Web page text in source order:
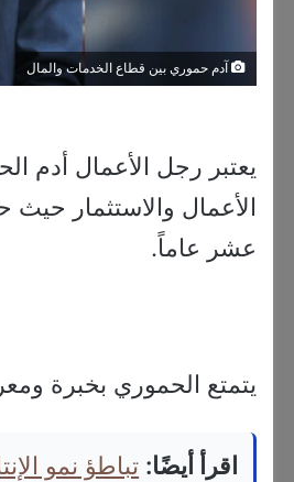
آدم حموري بين قطاع الخدمات والمال
يعتبر رجل الأعمال أدم
الأعمال والاستثمار
عشر عاماً.
يتمتع الحموري بخبرة
اقرأ أيضًا: تباطؤ نمو